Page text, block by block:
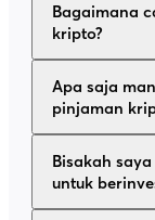
Bagaimana
kripto?
Apa saja
pinjaman
Bisakah
untuk